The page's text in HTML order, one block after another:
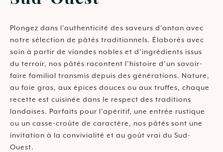
Plongez dans l’authenticité des saveurs d’antan avec
notre sélection de pâtés traditionnels. Élaborés avec
soin à partir de viandes nobles et d’ingrédients issus
du terroir, nos pâtés racontent l’histoire d’un savoir-
faire familial transmis depuis des générations. Nature,
au foie gras, aux épices douces ou aux truffes, chaque
recette est cuisinée dans le respect des traditions
landaises. Parfaits pour l’apéritif, une entrée rustique
ou un casse-croûte de caractère, nos pâtés sont une
invitation à la convivialité et au goût vrai du Sud-
Ouest.